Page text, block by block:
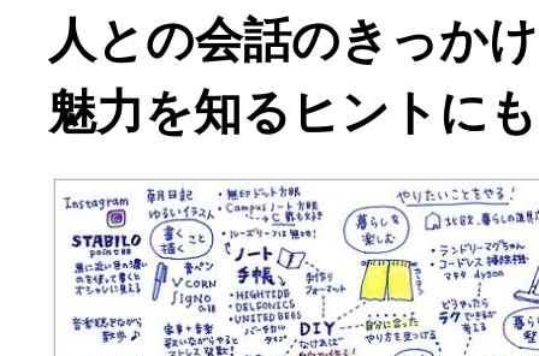
人との会話のきっか
魅力を知るヒントにも